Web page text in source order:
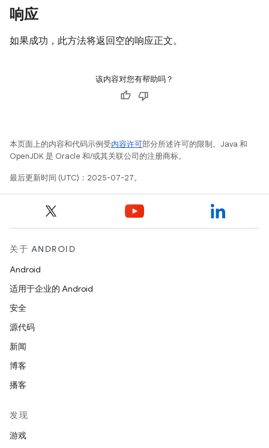
响应
如果成功，此方法将返回空的响应正文。
该内容对您有帮助吗？
本页面上的内容和代码示例受内容许可部分所述许可的限制。Java 和
OpenJDK 是 Oracle 和/或其关联公司的注册商标。
最后更新时间 (UTC)：2025-07-27。
关于 ANDROID
Android
适用于企业的 Android
安全
源代码
新闻
博客
播客
发现
游戏